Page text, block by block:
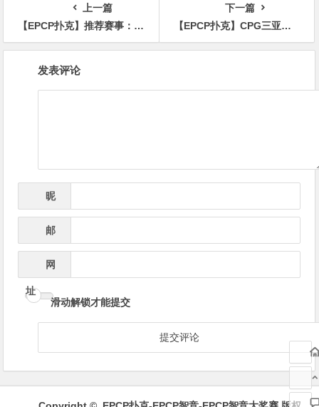
上一篇
【EPCP扑克】推荐赛事：天堂岛之路，8月25日起，1000晋级席位通往WSOP梦幻假期
下一篇
【EPCP扑克】CPG三亚总决赛欢歌载舞迎盛会！3K战队夺得团队赛冠军赢取开门红！陈灏装袋43.1万计分牌成纪念赛A组CL携手48人晋级
发表评论
昵
*
邮
*
网
址
滑动解锁才能提交